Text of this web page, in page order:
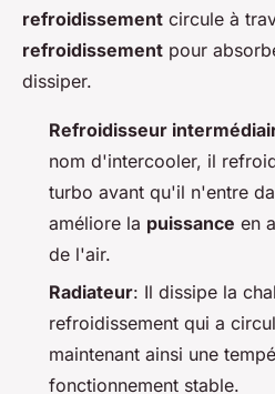
refroidissement circule à
refroidissement pour
dissiper.
Refroidisseur
nom d'intercooler, il
turbo avant qu'il n'entre
améliore la puissance en
de l'air.
Radiateur: Il dissipe la
refroidissement qui a
maintenant ainsi une
fonctionnement stable.